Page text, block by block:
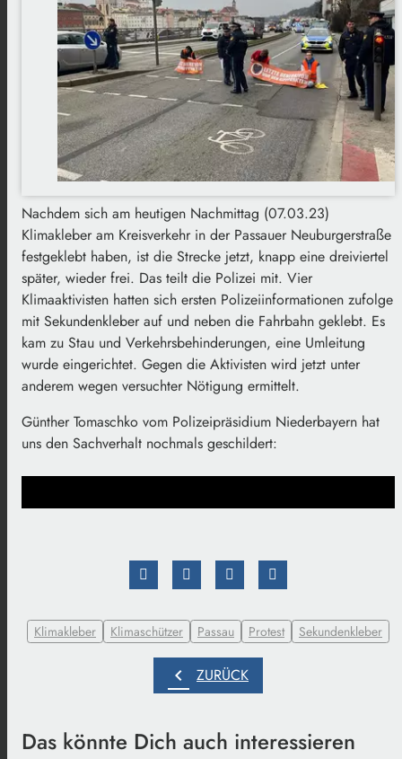
Nachdem sich am heutigen Nachmittag (07.03.23)
Klimakleber am Kreisverkehr in der Passauer Neuburgerstraße
festgeklebt haben, ist die Strecke jetzt, knapp eine dreiviertel
später, wieder frei. Das teilt die Polizei mit. Vier
Klimaaktivisten hatten sich ersten Polizeiinformationen zufolge
mit Sekundenkleber auf und neben die Fahrbahn geklebt. Es
kam zu Stau und Verkehrsbehinderungen, eine Umleitung
wurde eingerichtet. Gegen die Aktivisten wird jetzt unter
anderem wegen versuchter Nötigung ermittelt.
Günther Tomaschko vom Polizeipräsidium Niederbayern hat
uns den Sachverhalt nochmals geschildert:
Klimakleber Klimaschützer Passau Protest Sekundenkleber
chevron_left ZURÜCK
Das könnte Dich auch interessieren